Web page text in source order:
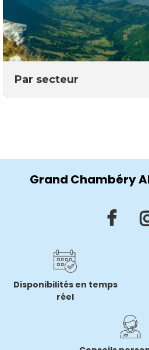
Par secteur
Grand Chambéry
Disponibilités en temps
réel